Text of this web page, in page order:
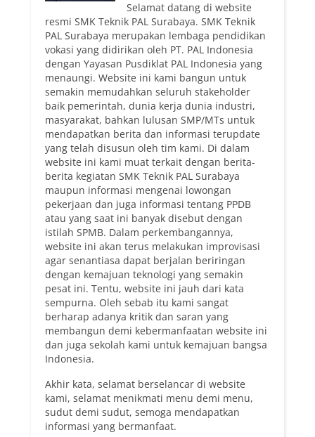
Selamat datang di website
resmi SMK Teknik PAL Surabaya. SMK Teknik
PAL Surabaya merupakan lembaga pendidikan
vokasi yang didirikan oleh PT. PAL Indonesia
dengan Yayasan Pusdiklat PAL Indonesia yang
menaungi. Website ini kami bangun untuk
semakin memudahkan seluruh stakeholder
baik pemerintah, dunia kerja dunia industri,
masyarakat, bahkan lulusan SMP/MTs untuk
mendapatkan berita dan informasi terupdate
yang telah disusun oleh tim kami. Di dalam
website ini kami muat terkait dengan berita-
berita kegiatan SMK Teknik PAL Surabaya
maupun informasi mengenai lowongan
pekerjaan dan juga informasi tentang PPDB
atau yang saat ini banyak disebut dengan
istilah SPMB. Dalam perkembangannya,
website ini akan terus melakukan improvisasi
agar senantiasa dapat berjalan beriringan
dengan kemajuan teknologi yang semakin
pesat ini. Tentu, website ini jauh dari kata
sempurna. Oleh sebab itu kami sangat
berharap adanya kritik dan saran yang
membangun demi kebermanfaatan website ini
dan juga sekolah kami untuk kemajuan bangsa
Indonesia.
Akhir kata, selamat berselancar di website
kami, selamat menikmati menu demi menu,
sudut demi sudut, semoga mendapatkan
informasi yang bermanfaat.